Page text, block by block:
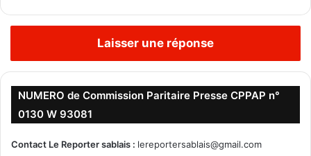
Laisser une réponse
NUMERO de Commission Paritaire Presse CPPAP n°
0130 W 93081
Contact Le Reporter sablais : lereportersablais@gmail.com